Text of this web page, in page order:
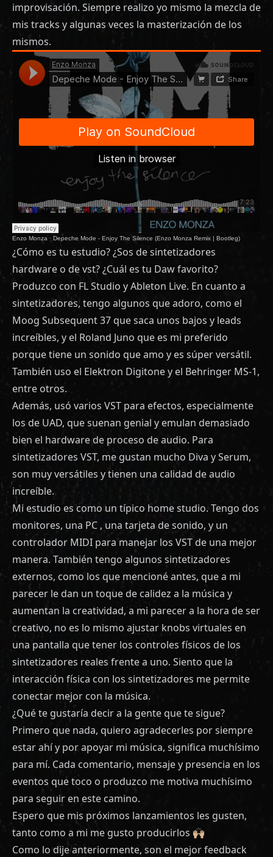
improvisación. Siempre realizo yo mismo la mezcla de
mis tracks y algunas veces la masterización de los
mismos.
Enzo Monza · Depeche Mode - Enjoy The Silence (Enzo Monza Remix | Bootleg)
¿Cómo es tu estudio? ¿Sos de sintetizadores
hardware o de vst? ¿Cuál es tu Daw favorito?
Produzco con FL Studio y Ableton Live. En cuanto a
sintetizadores, tengo algunos que adoro, como el
Moog Subsequent 37 que saca unos bajos y leads
increíbles, y el Roland Juno que es mi preferido
porque tiene un sonido que amo y es súper versátil.
También uso el Elektron Digitone y el Behringer MS-1,
entre otros.
Además, usó varios VST para efectos, especialmente
los de UAD, que suenan genial y emulan demasiado
bien el hardware de proceso de audio. Para
sintetizadores VST, me gustan mucho Diva y Serum,
son muy versátiles y tienen una calidad de audio
increíble.
Mi estudio es como un típico home studio. Tengo dos
monitores, una PC , una tarjeta de sonido, y un
controlador MIDI para manejar los VST de una mejor
manera. También tengo algunos sintetizadores
externos, como los que mencioné antes, que a mi
parecer le dan un toque de calidez a la música y
aumentan la creatividad, a mi parecer a la hora de ser
creativo, no es lo mismo ajustar knobs virtuales en
una pantalla que tener los controles físicos de los
sintetizadores reales frente a uno. Siento que la
interacción física con los sintetizadores me permite
conectar mejor con la música.
¿Qué te gustaría decir a la gente que te sigue?
Primero que nada, quiero agradecerles por siempre
estar ahí y por apoyar mi música, significa muchísimo
para mí. Cada comentario, mensaje y presencia en los
eventos que toco o produzco me motiva muchísimo
para seguir en este camino.
Espero que mis próximos lanzamientos les gusten,
tanto como a mi me gusto producirlos 🙌🏼
Como lo dije anteriormente, son el mejor feedback